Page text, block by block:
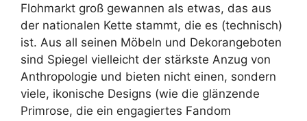
Flohmarkt groß gewannen als etwas, das aus
der nationalen Kette stammt, die es (technisch)
ist. Aus all seinen Möbeln und Dekorangeboten
sind Spiegel vielleicht der stärkste Anzug von
Anthropologie und bieten nicht einen, sondern
viele, ikonische Designs (wie die glänzende
Primrose, die ein engagiertes Fandom